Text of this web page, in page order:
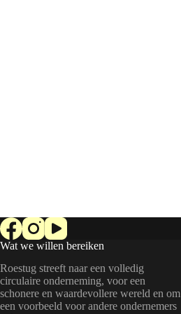
Wat we willen bereiken
Roestug streeft naar een volledig
circulaire onderneming, voor een
schonere en waardevollere wereld en om
een voorbeeld voor andere ondernemers